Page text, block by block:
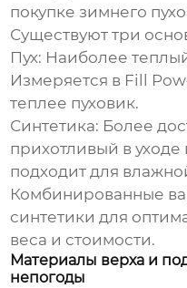
покупкезимнего
Существуют три
Пух: Наиболее
Измеряется в Fill
теплее пуховик.
Синтетика: Более
прихотливый в уходе
подходит для
Комбинированные
синтетики для
веса и стоимости.
Материалы верха и
непогоды